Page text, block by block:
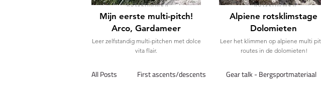
All Posts First ascents/descents Gear talk - Bergsportmateriaal
Rotsklimmen
Mijn eerste multi-pitch!
Arco, Gardameer
Leer zelfstandig multi-pitchen met dolce
vita flair.
Rotsklimmen
Alpiene rotsklimstage
Dolomieten
Leer het klimmen op alpiene multi
routes in de dolomieten!